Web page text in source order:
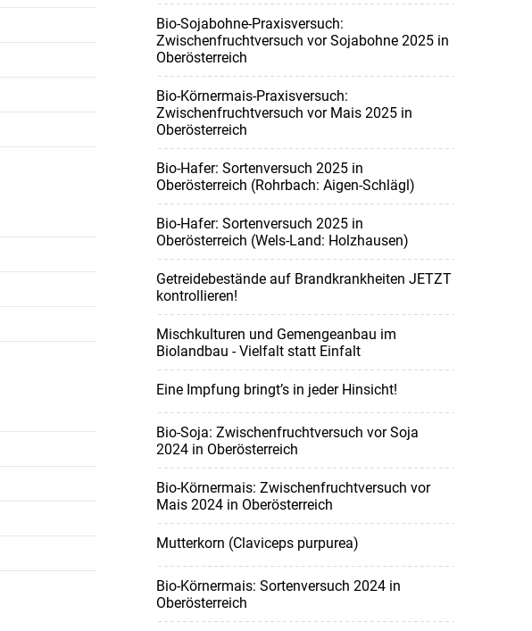
Bio-Sojabohne-Praxisversuch:
Zwischenfruchtversuch vor Sojabohne 2025 in
Oberösterreich
Bio-Körnermais-Praxisversuch:
Zwischenfruchtversuch vor Mais 2025 in
Oberösterreich
Bio-Hafer: Sortenversuch 2025 in
Oberösterreich (Rohrbach: Aigen-Schlägl)
Bio-Hafer: Sortenversuch 2025 in
Oberösterreich (Wels-Land: Holzhausen)
Getreidebestände auf Brandkrankheiten JETZT
kontrollieren!
Mischkulturen und Gemengeanbau im
Biolandbau - Vielfalt statt Einfalt
Eine Impfung bringt’s in jeder Hinsicht!
Bio-Soja: Zwischenfruchtversuch vor Soja
2024 in Oberösterreich
Bio-Körnermais: Zwischenfruchtversuch vor
Mais 2024 in Oberösterreich
Mutterkorn (Claviceps purpurea)
Bio-Körnermais: Sortenversuch 2024 in
Oberösterreich